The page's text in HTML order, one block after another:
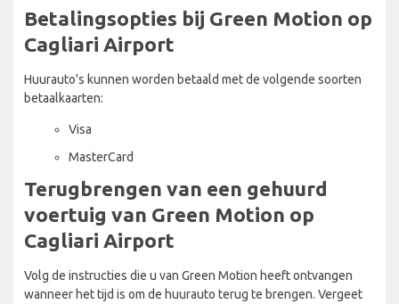
Betalingsopties bij Green Motion op
Cagliari Airport
Huurauto's kunnen worden betaald met de volgende soorten
betaalkaarten:
Visa
MasterCard
Terugbrengen van een gehuurd
voertuig van Green Motion op
Cagliari Airport
Volg de instructies die u van Green Motion heeft ontvangen
wanneer het tijd is om de huurauto terug te brengen. Vergeet